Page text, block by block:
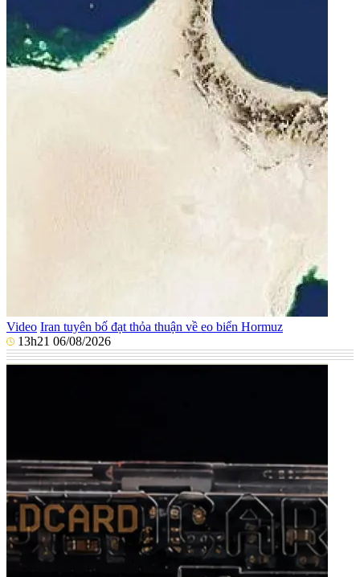
Video Iran tuyên bố đạt thỏa thuận về eo biển Hormuz
13h21 06/08/2026